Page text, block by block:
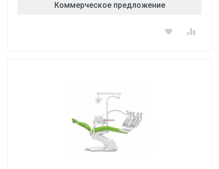
Коммерческое предложение